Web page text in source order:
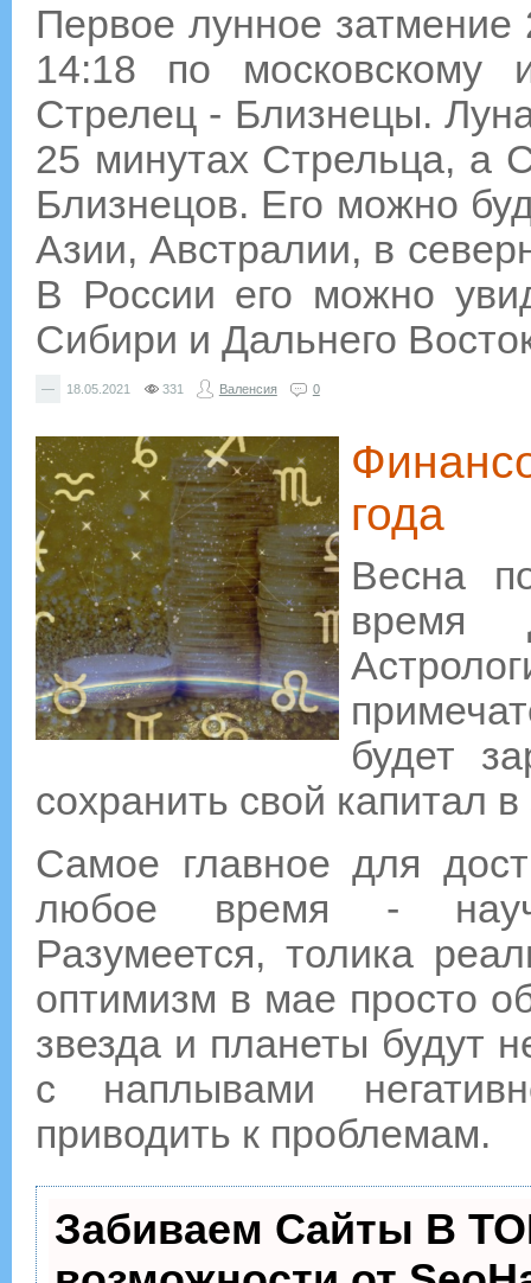
Первое лунное затмение
14:18 по московскому
Стрелец - Близнецы.
25 минутах Стрельца, а
Близнецов. Его можно
Азии, Австралии, в
В России его можно
Сибири и Дальнего
— 18.05.2021 331 Валенсия 0
года
Весна
время
будет
сохранить свой капитал
Самое главное для
любое время -
Разумеется, толика
оптимизм в мае просто
звезда и планеты будут
с наплывами
приводить к проблемам.
Забиваем Сайты В